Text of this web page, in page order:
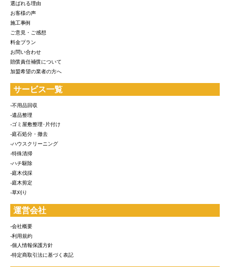
選ばれる理由
お客様の声
施工事例
ご意見・ご感想
料金プラン
お問い合わせ
賠償責任補償について
加盟希望の業者の方へ
サービス一覧
-不用品回収
-遺品整理
-ゴミ屋敷整理･片付け
-庭石処分・撤去
-ハウスクリーニング
-特殊清掃
-ハチ駆除
-庭木伐採
-庭木剪定
-草刈り
運営会社
-会社概要
-利用規約
-個人情報保護方針
-特定商取引法に基づく表記